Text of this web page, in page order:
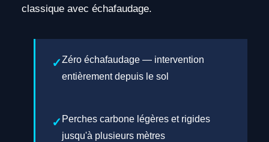
classique avec échafaudage.
Zéro échafaudage — intervention
entièrement depuis le sol
Perches carbone légères et rigides
jusqu'à plusieurs mètres